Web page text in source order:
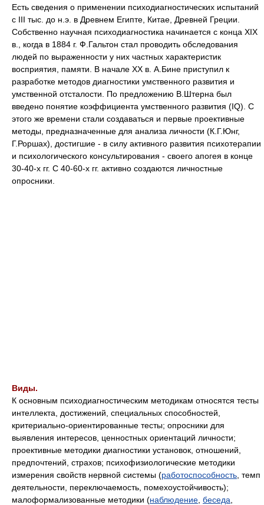
Есть сведения о применении психодиагностических испытаний
с III тыс. до н.э. в Древнем Египте, Китае, Древней Греции.
Собственно научная психодиагностика начинается с конца ХIХ
в., когда в 1884 г. Ф.Гальтон стал проводить обследования
людей по выраженности у них частных характеристик
восприятия, памяти. В начале ХХ в. А.Бине приступил к
разработке методов диагностики умственного развития и
умственной отсталости. По предложению В.Штерна был
введено понятие коэффициента умственного развития (IQ). С
этого же времени стали создаваться и первые проективные
методы, предназначенные для анализа личности (К.Г.Юнг,
Г.Роршах), достигшие - в силу активного развития психотерапии
и психологического консультирования - своего апогея в конце
30-40-х гг. С 40-60-х гг. активно создаются личностные
опросники.
Виды.
К основным психодиагностическим методикам относятся тесты
интеллекта, достижений, специальных способностей,
критериально-ориентированные тесты; опросники для
выявления интересов, ценностных ориентаций личности;
проективные методики диагностики установок, отношений,
предпочтений, страхов; психофизиологические методики
измерения свойств нервной системы (работоспособность , темп
деятельности, переключаемость, помехоустойчивость);
малоформализованные методики (наблюдение беседа